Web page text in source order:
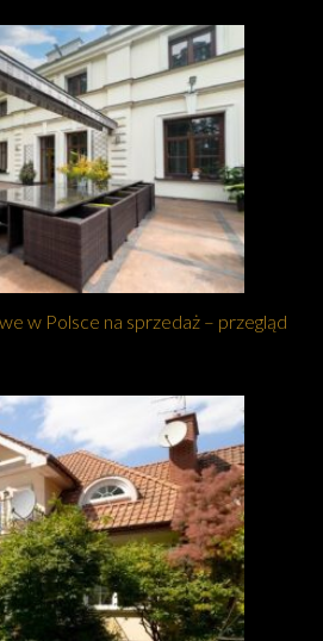
w Polsce na sprzedaż – przegląd